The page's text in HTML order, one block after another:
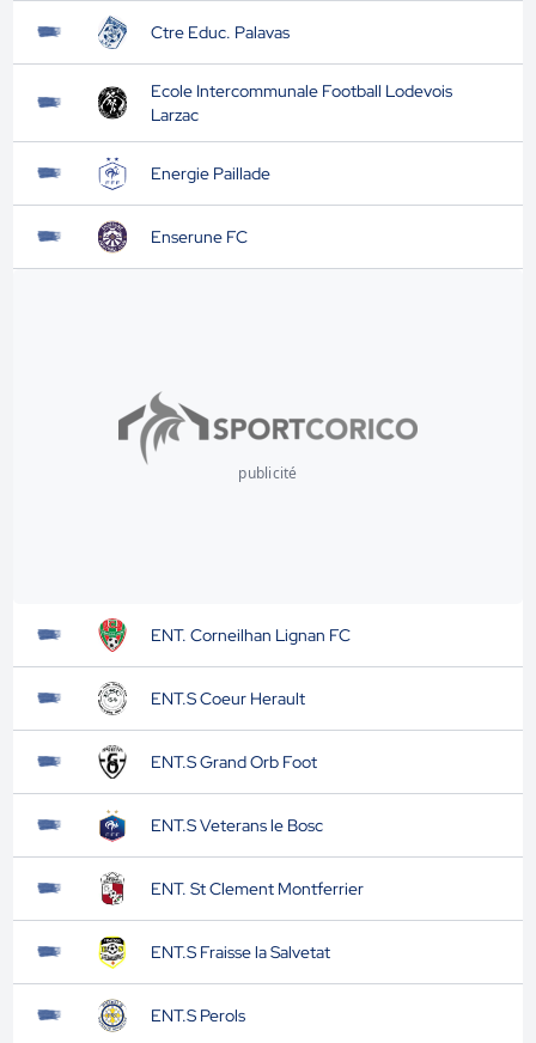
Ctre Educ. Palavas
Ecole Intercommunale Football Lodevois
Larzac
Energie Paillade
Enserune FC
publicité
ENT. Corneilhan Lignan FC
ENT.S Coeur Herault
ENT.S Grand Orb Foot
ENT.S Veterans le Bosc
ENT. St Clement Montferrier
ENT.S Fraisse la Salvetat
ENT.S Perols